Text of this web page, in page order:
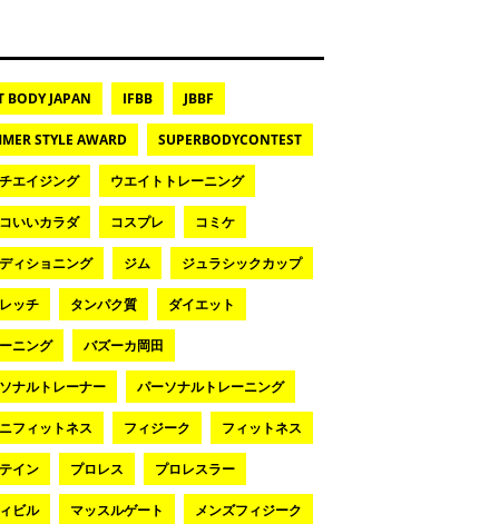
BODY JAPAN IFBB JBBF
STYLE AWARD SUPERBODYCONTEST
エイジング ウエイトトレーニング
いいカラダ コスプレ コミケ
ィショニング ジム ジュラシックカップ
ッチ タンパク質 ダイエット
ニング バズーカ岡田
ナルトレーナー パーソナルトレーニング
フィットネス フィジーク フィットネス
イン プロレス プロレスラー
ビル マッスルゲート メンズフィジーク